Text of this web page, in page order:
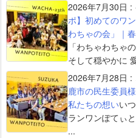
2026年7月30日 :
ポ】初めてのワ
わちゃの会」｜
「わちゃわちゃ
そして穏やかに
2026年7月28日 :
鹿市の民生委員
私たちの想いい
ランワンぽてぃ
...